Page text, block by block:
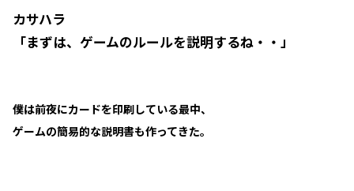
カサハラ
「まずは、ゲームのルールを説明するね・・」
僕は前夜にカードを印刷している最中、
ゲームの簡易的な説明書も作ってきた。